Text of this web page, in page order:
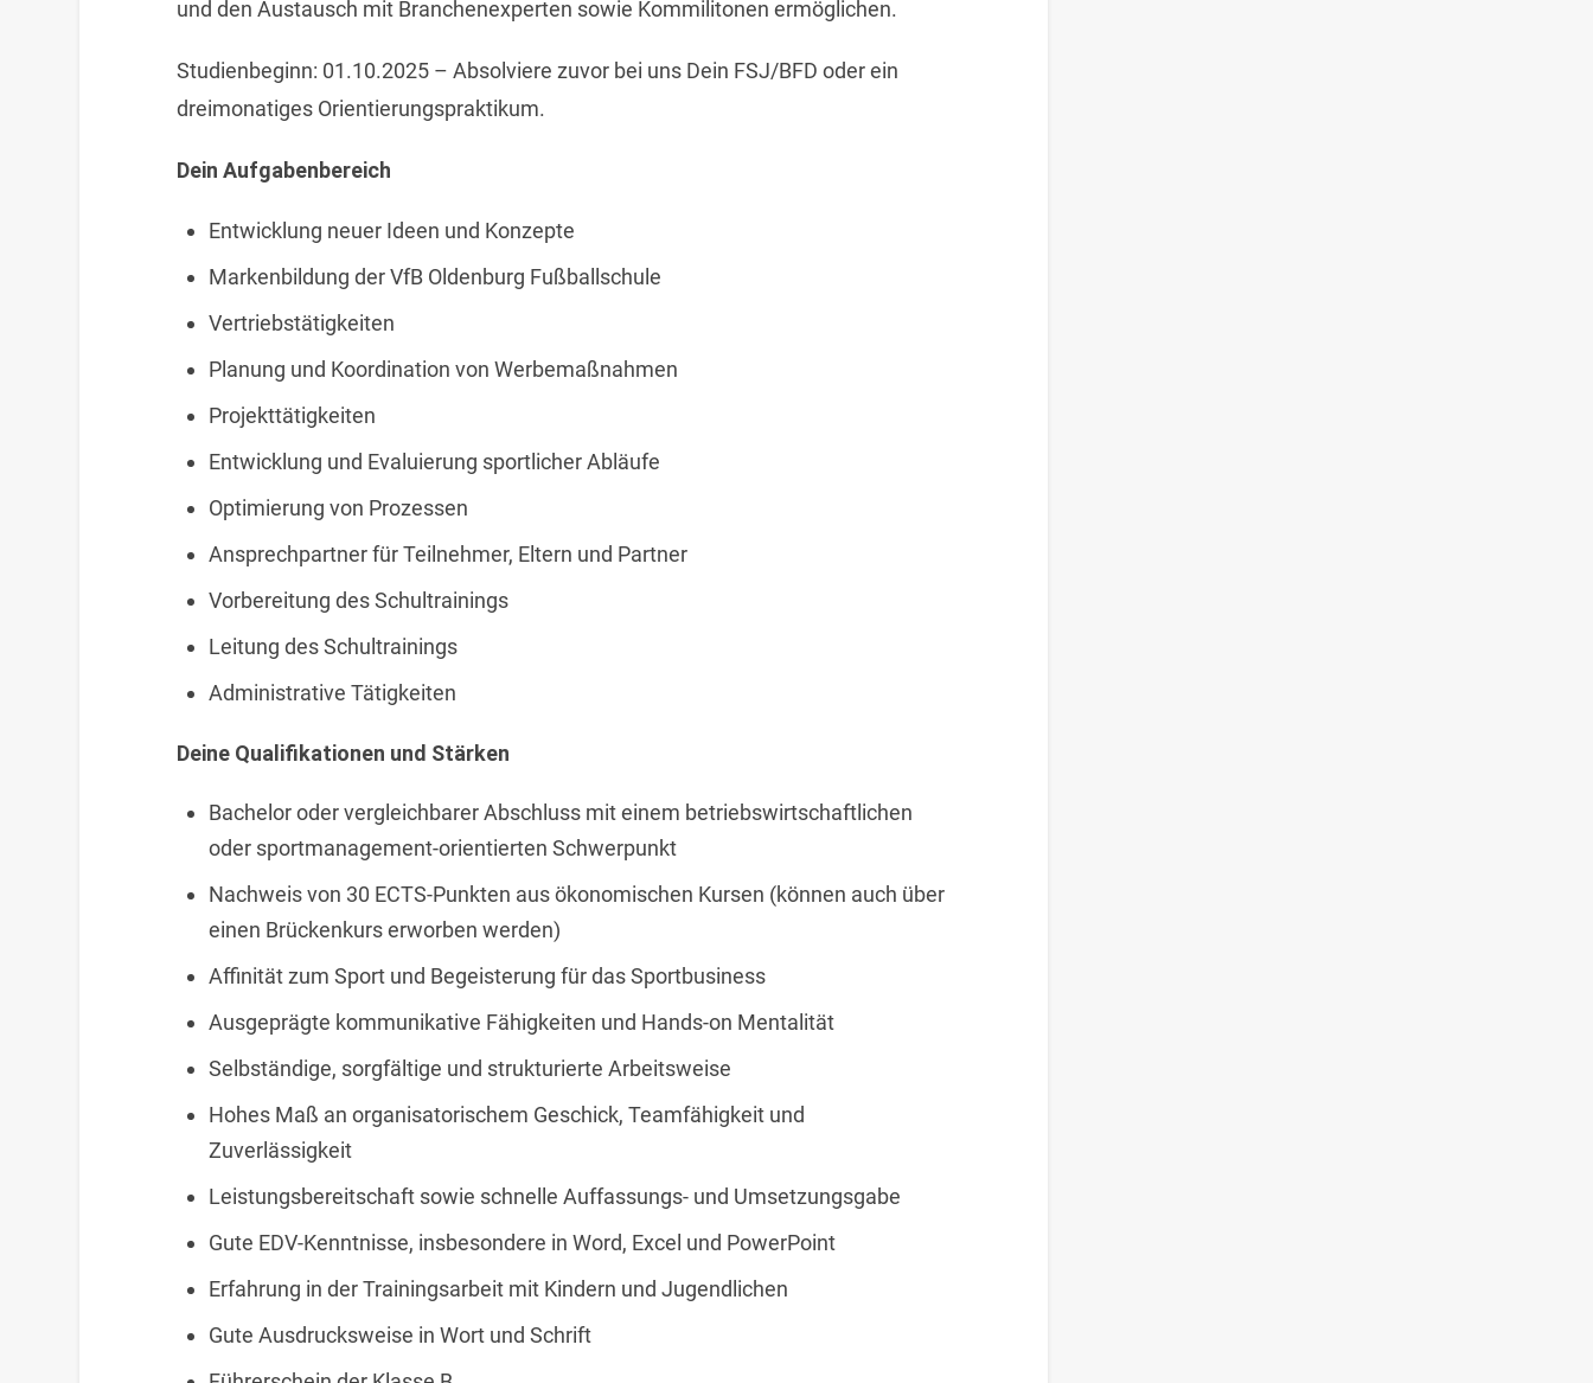
und den Austausch mit Branchenexperten sowie Kommilitonen ermöglichen.
Studienbeginn: 01.10.2025 – Absolviere zuvor bei uns Dein FSJ/BFD oder ein
dreimonatiges Orientierungspraktikum.
Dein Aufgabenbereich
Entwicklung neuer Ideen und Konzepte
Markenbildung der VfB Oldenburg Fußballschule
Vertriebstätigkeiten
Planung und Koordination von Werbemaßnahmen
Projekttätigkeiten
Entwicklung und Evaluierung sportlicher Abläufe
Optimierung von Prozessen
Ansprechpartner für Teilnehmer, Eltern und Partner
Vorbereitung des Schultrainings
Leitung des Schultrainings
Administrative Tätigkeiten
Deine Qualifikationen und Stärken
Bachelor oder vergleichbarer Abschluss mit einem betriebswirtschaftlichen
oder sportmanagement-orientierten Schwerpunkt
Nachweis von 30 ECTS-Punkten aus ökonomischen Kursen (können auch über
einen Brückenkurs erworben werden)
Affinität zum Sport und Begeisterung für das Sportbusiness
Ausgeprägte kommunikative Fähigkeiten und Hands-on Mentalität
Selbständige, sorgfältige und strukturierte Arbeitsweise
Hohes Maß an organisatorischem Geschick, Teamfähigkeit und
Zuverlässigkeit
Leistungsbereitschaft sowie schnelle Auffassungs- und Umsetzungsgabe
Gute EDV-Kenntnisse, insbesondere in Word, Excel und PowerPoint
Erfahrung in der Trainingsarbeit mit Kindern und Jugendlichen
Gute Ausdrucksweise in Wort und Schrift